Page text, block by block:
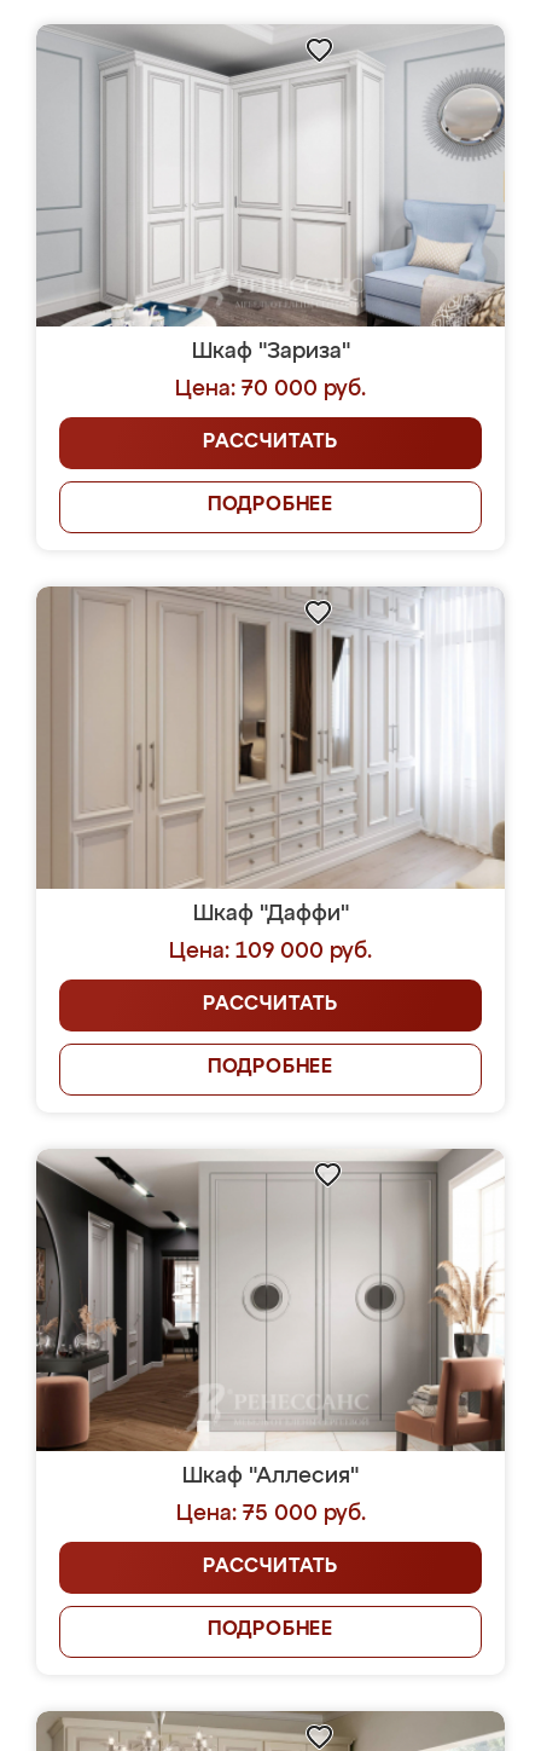
Шкаф "Зариза"
Цена: 70 000 руб.
РАССЧИТАТЬ
ПОДРОБНЕЕ
Шкаф "Даффи"
Цена: 109 000 руб.
РАССЧИТАТЬ
ПОДРОБНЕЕ
Шкаф "Аллесия"
Цена: 75 000 руб.
РАССЧИТАТЬ
ПОДРОБНЕЕ